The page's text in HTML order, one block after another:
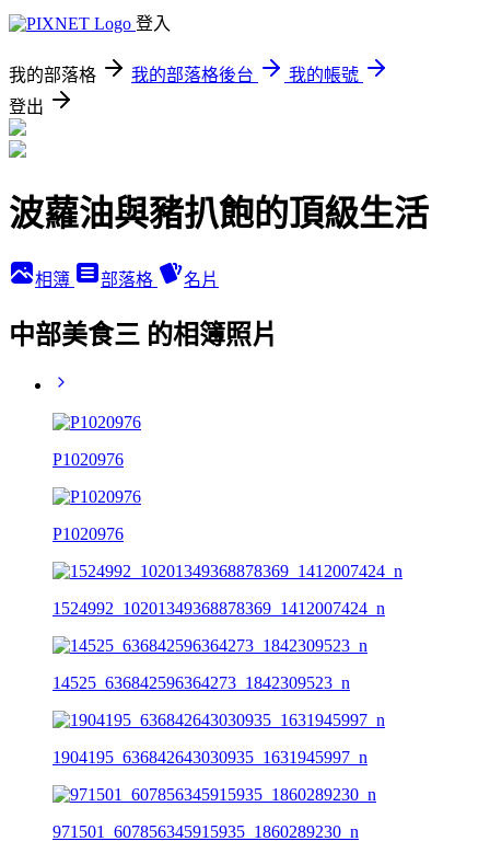
登入
我的部落格 我的部落格後台
我的帳號
登出
波蘿油與豬扒飽的頂級生活
相簿 部落格 名片
中部美食三 的相簿照片
P1020976
P1020976
1524992_10201349368878369_1412007424_n
14525_636842596364273_1842309523_n
1904195_636842643030935_1631945997_n
971501_607856345915935_1860289230_n